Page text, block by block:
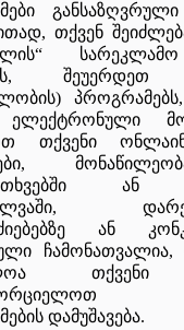
განსაზღვრული
თქვენ
შეუერდეთ
ელექტრონული
თქვენი ონლაინ
ან
ან
ჩამონათვალია,
თქვენი
დამუშავება.